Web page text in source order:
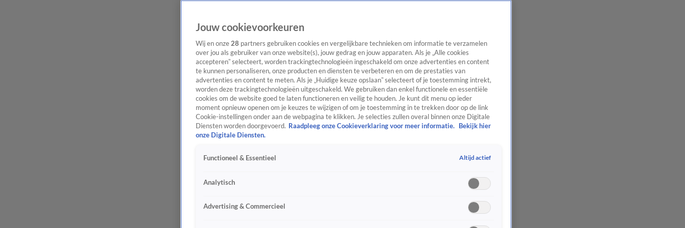
Jouw cookievoorkeuren
Wij en onze 28 partners gebruiken cookies en vergelijkbare technieken om informatie te verzamelen
over jou als gebruiker van onze website(s), jouw gedrag en jouw apparaten. Als je „Alle cookies
accepteren” selecteert, worden trackingtechnologieën ingeschakeld om onze advertenties en content
te kunnen personaliseren, onze producten en diensten te verbeteren en om de prestaties van
advertenties en content te meten. Als je „Huidige keuze opslaan” selecteert of je toestemming intrekt,
worden deze trackingtechnologieën uitgeschakeld. We gebruiken dan enkel functionele en essentiële
cookies om de website goed te laten functioneren en veilig te houden. Je kunt dit menu op ieder
moment opnieuw openen om je keuzes te wijzigen of om je toestemming in te trekken door op de link
Cookie-instellingen onder aan de webpagina te klikken. Je selecties zullen overal binnen onze Digitale
Diensten worden doorgevoerd. Raadpleeg onze Cookieverklaring voor meer informatie.
Bekijk hier
onze Digitale Diensten.
Functioneel & Essentieel Altijd actief
Analytisch
Advertising & Commercieel